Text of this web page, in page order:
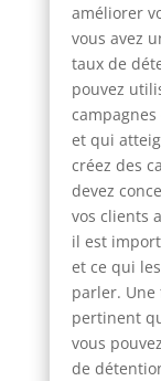
améliorer
vous avez
taux de
pouvez
et qui
créez des
devez
vos clients
il est
et ce qui
parler. Une
pertinent
vous
de